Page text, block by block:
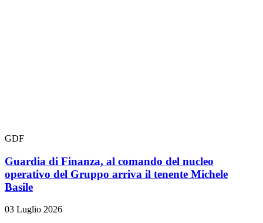
GDF
Guardia di Finanza, al comando del nucleo
operativo del Gruppo arriva il tenente Michele
Basile
03 Luglio 2026